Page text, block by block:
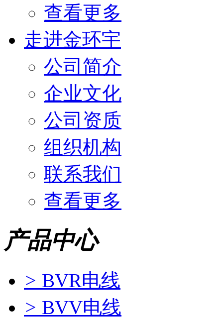
查看更多
走进金环宇
公司简介
企业文化
公司资质
组织机构
联系我们
查看更多
产品中心
> BVR电线
> BVV电线